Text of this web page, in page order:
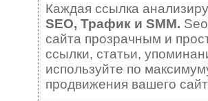
Каждая ссылка
SEO, Трафик и SMM.
сайта прозрачным и
ссылки, статьи,
используйте по
продвижения вашего